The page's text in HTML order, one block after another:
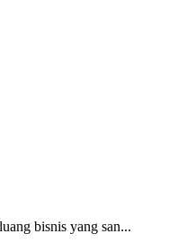
bisnis yang san...